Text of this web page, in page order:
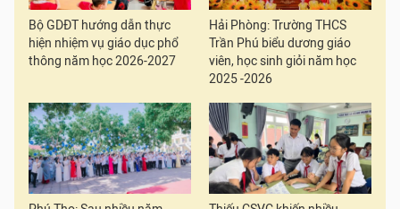
Bộ GDĐT hướng dẫn thực
hiện nhiệm vụ giáo dục phổ
thông năm học 2026-2027
Hải Phòng: Trường THCS
Trần Phú biểu dương giáo
viên, học sinh giỏi năm học
2025 -2026